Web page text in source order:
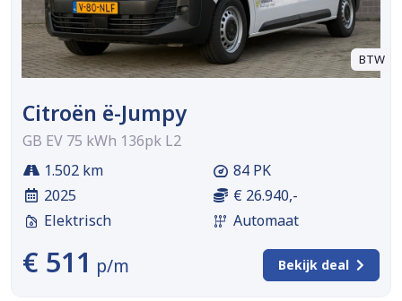
BTW
Citroën ë-Jumpy
GB EV 75 kWh 136pk L2
1.502 km
2025
Elektrisch
84 PK
€ 26.940,-
Automaat
€ 511 p/m Bekijk deal